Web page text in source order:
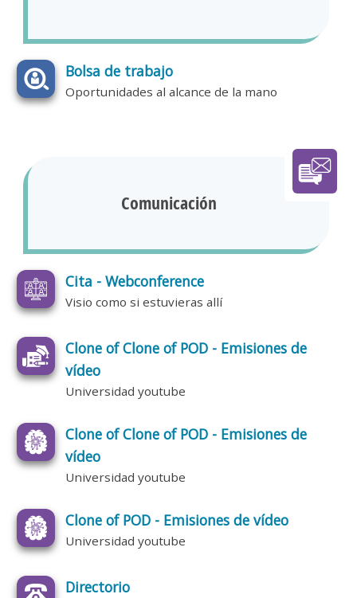
Bolsa de trabajo
Oportunidades al alcance de la mano
Comunicación
Cita - Webconference
Visio como si estuvieras allí
Clone of Clone of POD - Emisiones de
vídeo
Universidad youtube
Clone of Clone of POD - Emisiones de
vídeo
Universidad youtube
Clone of POD - Emisiones de vídeo
Universidad youtube
Directorio